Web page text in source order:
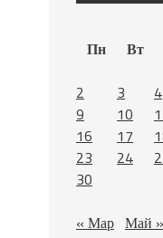
Пн
Вт
2
3 4
9
10
16
17
23
24
30
« Мар Май »